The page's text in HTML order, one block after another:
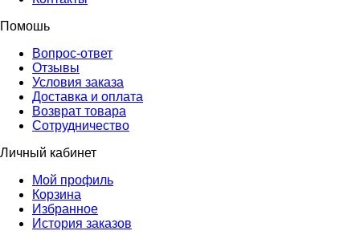
Помошь
Вопрос-ответ
Отзывы
Условия заказа
Доставка и оплата
Возврат товара
Сотрудничество
Личный кабинет
Мой профиль
Корзина
Избранное
История заказов